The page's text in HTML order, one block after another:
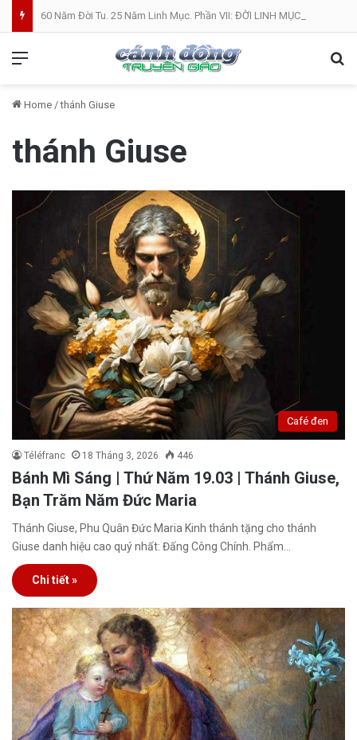
Home / thánh Giuse
thánh Giuse
Café đen
Téléfranc 18 Tháng 3, 2026 446
Bánh Mì Sáng | Thứ Năm 19.03 | Thánh Giuse,
Bạn Trăm Năm Đức Maria
Thánh Giuse, Phu Quân Đức Maria Kinh thánh tặng cho thánh
Giuse danh hiệu cao quý nhất: Đấng Công Chính. Phẩm…
Chi tiết »